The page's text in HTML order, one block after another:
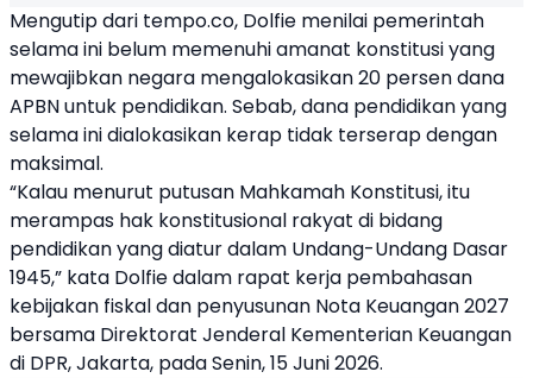
Mengutip dari tempo.co, Dolfie menilai pemerintah
selama ini belum memenuhi amanat konstitusi yang
mewajibkan negara mengalokasikan 20 persen dana
APBN untuk pendidikan. Sebab, dana pendidikan yang
selama ini dialokasikan kerap tidak terserap dengan
maksimal.
“Kalau menurut putusan Mahkamah Konstitusi, itu
merampas hak konstitusional rakyat di bidang
pendidikan yang diatur dalam Undang-Undang Dasar
1945,” kata Dolfie dalam rapat kerja pembahasan
kebijakan fiskal dan penyusunan Nota Keuangan 2027
bersama Direktorat Jenderal Kementerian Keuangan
di DPR, Jakarta, pada Senin, 15 Juni 2026.